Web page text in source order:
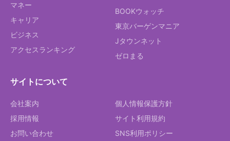
マネー
キャリア
ビジネス
アクセスランキング
BOOKウォッチ
東京バーゲンマニア
Jタウンネット
ゼロまる
サイトについて
会社案内
採用情報
お問い合わせ
個人情報保護方針
サイト利用規約
SNS利用ポリシー